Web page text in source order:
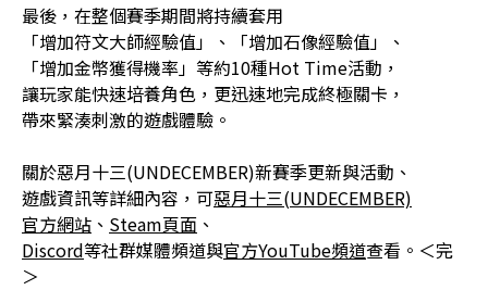
最後，在整個賽季期間將持續套用
「增加符文大師經驗值」、「增加石像經驗值」、
「增加金幣獲得機率」等約10種Hot Time活動，
讓玩家能快速培養角色，更迅速地完成終極關卡，
帶來緊湊刺激的遊戲體驗。
關於惡月十三(UNDECEMBER)新賽季更新與活動、
遊戲資訊等詳細內容，可惡月十三(UNDECEMBER)
官方網站 、 Steam頁面 、
Discord等社群媒體頻道與官方YouTube頻道查看。＜完
＞